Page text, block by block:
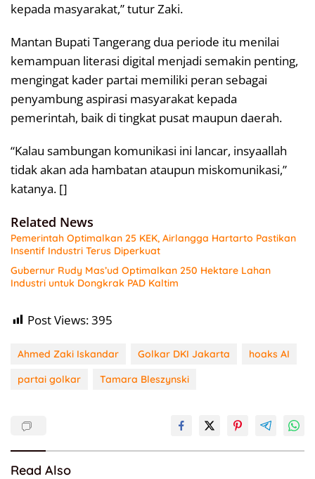
kepada masyarakat,” tutur Zaki.
Mantan Bupati Tangerang dua periode itu menilai
kemampuan literasi digital menjadi semakin penting,
mengingat kader partai memiliki peran sebagai
penyambung aspirasi masyarakat kepada
pemerintah, baik di tingkat pusat maupun daerah.
“Kalau sambungan komunikasi ini lancar, insyaallah
tidak akan ada hambatan ataupun miskomunikasi,”
katanya. []
Related News
Pemerintah Optimalkan 25 KEK, Airlangga Hartarto Pastikan
Insentif Industri Terus Diperkuat
Gubernur Rudy Mas’ud Optimalkan 250 Hektare Lahan
Industri untuk Dongkrak PAD Kaltim
Post Views:395
Ahmed Zaki Iskandar Golkar DKI Jakarta
hoaks AI
partai golkar
Tamara Bleszynski
Read Also